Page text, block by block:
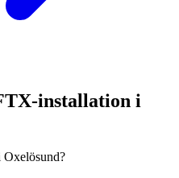
installation i